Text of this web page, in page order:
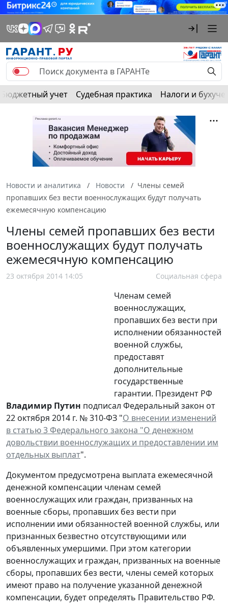
Бюджетный учет Судебная практика Налоги и
Новости и аналитика Новости
Члены семей
пропавших без вести военнослужащих будут получать
ежемесячную компенсацию
Члены семей пропавших без вести
военнослужащих будут получать
ежемесячную компенсацию
23 октября 2014 14:05 Социальная сфера
Членам семей
военнослужащих,
пропавших без вести при
исполнении обязанностей
военной службы,
предоставят
дополнительные
государственные
гарантии. Президент РФ
Владимир Путин подписал Федеральный закон от
22 октября 2014 г. № 310-ФЗ "О внесении изменений
в статью 3 Федерального закона "О денежном
довольствии военнослужащих и предоставлении им
отдельных выплат".
Документом предусмотрена выплата ежемесячной
денежной компенсации членам семей
военнослужащих или граждан, призванных на
военные сборы, пропавших без вести при
исполнении ими обязанностей военной службы, или
признанных безвестно отсутствующими или
объявленных умершими. При этом категории
военнослужащих и граждан, призванных на военные
сборы, пропавших без вести, члены семей которых
имеют право на получение указанной денежной
компенсации, будет определять Правительство РФ.